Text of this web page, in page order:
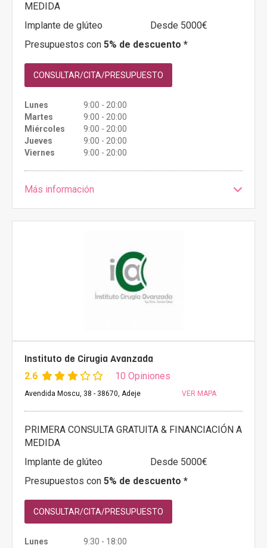
MEDIDA
Implante de glúteo
Desde 5000€
Presupuestos con 5% de descuento *
CONSULTAR/CITA/PRESUPUESTO
Lunes
9:00 - 20:00
Martes
9:00 - 20:00
Miércoles
9:00 - 20:00
Jueves
9:00 - 20:00
Viernes
9:00 - 20:00
Más información
Instituto de Cirugia Avanzada
2.6 10 Opiniones
Avendida Moscu, 38 - 38670, Adeje VER MAPA
PRIMERA CONSULTA GRATUITA & FINANCIACIÓN A
MEDIDA
Implante de glúteo
Desde 5000€
Presupuestos con 5% de descuento *
CONSULTAR/CITA/PRESUPUESTO
Lunes
9:30 - 18:00